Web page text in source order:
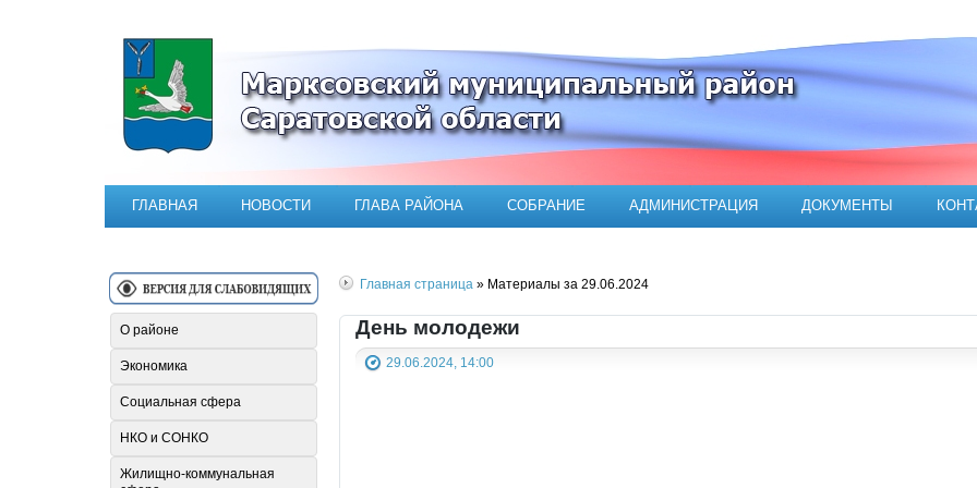
Официальный сайт Марксовского муниципального района
ГЛАВНАЯ НОВОСТИ ГЛАВА РАЙОНА СОБРАНИЕ АДМИНИСТРАЦИЯ ДОКУМЕНТЫ
Главная страница » Материалы за 29.06.2024
День молодежи
29.06.2024, 14:00
О районе
Экономика
Социальная сфера
НКО и СОНКО
Жилищно-коммунальная